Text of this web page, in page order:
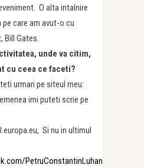
O alta intalnire
care am avut-o cu
Bill Gates.
unde va citim,
cu ceea ce faceti?
urmari pe siteul meu:
imi puteti scrie pe
Si nu in ultimul
PetruConstantinLuhan